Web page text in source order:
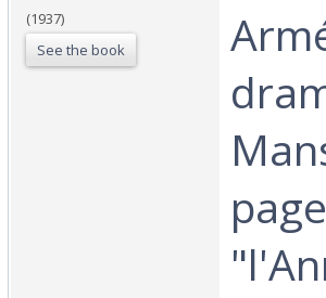
(1937)
See the book